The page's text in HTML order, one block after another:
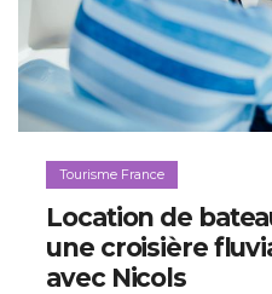
Tourisme France
Location de
une croisière
avec Nicols